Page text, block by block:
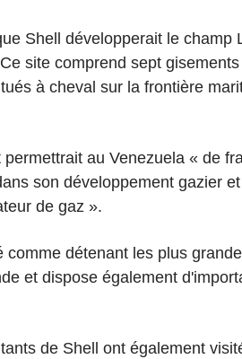
Shell développerait le champ
site comprend sept
à cheval sur la frontière
au Venezuela « de
son développement gazier
de gaz ».
comme détenant les plus
et dispose également
de Shell ont également